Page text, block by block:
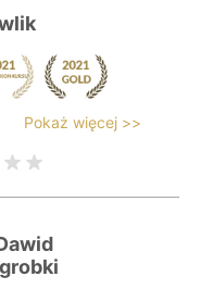
Pokaż więcej >>